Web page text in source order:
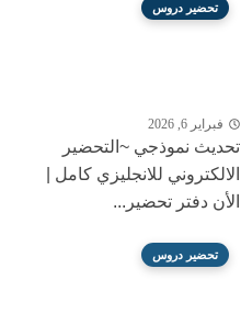
تحضير دروس
فبراير 6, 2026
تحديث نموذجي ~التحضير
الالكتروني للانجليزي كامل |
الأن دفتر تحضير...
تحضير دروس